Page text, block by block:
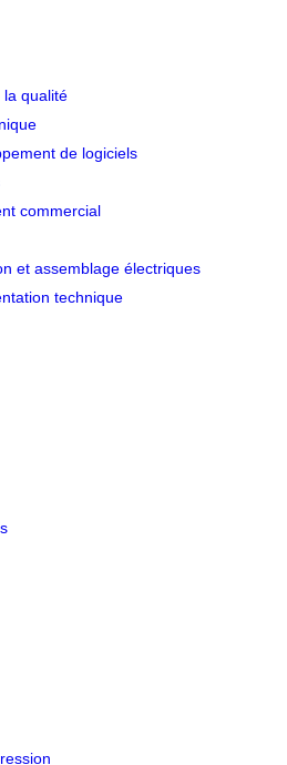
la qualité
de logiciels
commercial
et assemblage électriques
technique